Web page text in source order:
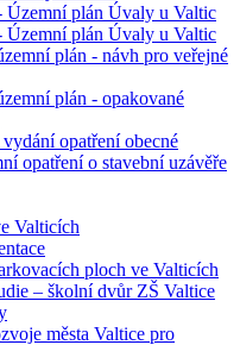
Územní plán Úvaly u Valtic
Územní plán Úvaly u Valtic
plán - návh pro veřejné
plán - opakované
opatření obecné
opatření o stavební uzávěře
Valticích
ploch ve Valticích
– školní dvůr ZŠ Valtice
města Valtice pro